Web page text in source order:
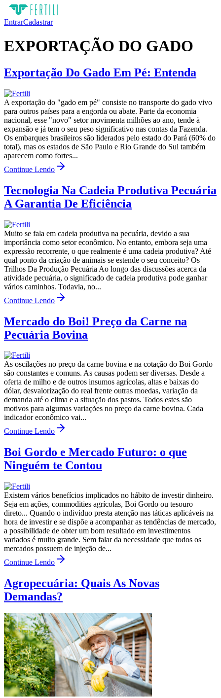
EntrarCadastrar
EXPORTAÇÃO DO GADO
Exportação Do Gado Em Pé: Entenda
A exportação do "gado em pé" consiste no transporte do gado vivo
para outros países para a engorda ou abate. Parte da economia
nacional, esse "novo" setor movimenta milhões ao ano, tende à
expansão e já tem o seu peso significativo nas contas da Fazenda.
Os embarques brasileiros são liderados pelo estado do Pará (60% do
total), mas os estados de São Paulo e Rio Grande do Sul também
aparecem como fortes...
Continue Lendo
Tecnologia Na Cadeia Produtiva Pecuária
A Garantia De Eficiência
Muito se fala em cadeia produtiva na pecuária, devido a sua
importância como setor econômico. No entanto, embora seja uma
expressão recorrente, o que realmente é uma cadeia produtiva? Até
qual ponto da criação de animais se estende o seu conceito? Os
Trilhos Da Produção Pecuária Ao longo das discussões acerca da
atividade pecuária, o significado de cadeia produtiva pode ganhar
vários caminhos. Todavia, no...
Continue Lendo
Mercado do Boi! Preço da Carne na
Pecuária Bovina
As oscilações no preço da carne bovina e na cotação do Boi Gordo
são constantes e comuns. As causas podem ser diversas. Desde a
oferta de milho e de outros insumos agrícolas, altas e baixas do
dólar, desvalorização do real frente outras moedas, variação da
demanda até o clima e a situação dos pastos. Todos estes são
motivos para algumas variações no preço da carne bovina. Cada
indicador econômico vai...
Continue Lendo
Boi Gordo e Mercado Futuro: o que
Ninguém te Contou
Existem vários benefícios implicados no hábito de investir dinheiro.
Seja em ações, commodities agrícolas, Boi Gordo ou tesouro
direto... Quando o indivíduo presta atenção nas táticas aplicáveis na
hora de investir e se dispõe a acompanhar as tendências de mercado,
a possibilidade de obter um bom resultado em investimentos
variados é muito grande. Sem falar da necessidade que todos os
mercados possuem de injeção de...
Continue Lendo
Agropecuária: Quais As Novas
Demandas?